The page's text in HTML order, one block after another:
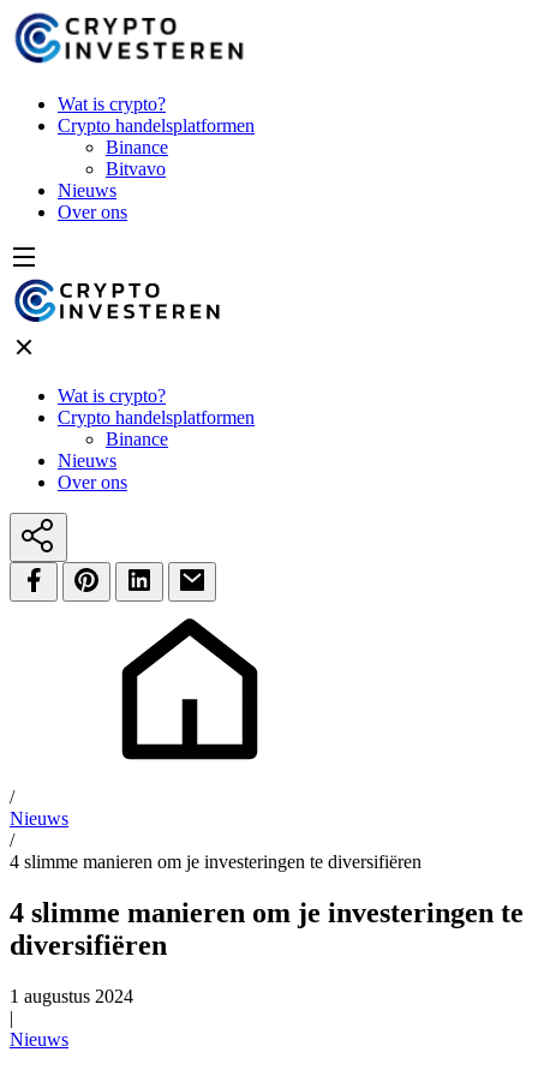
Wat is crypto?
Crypto handelsplatformen
Binance
Bitvavo
Nieuws
Over ons
Wat is crypto?
Crypto handelsplatformen
Binance
Nieuws
Over ons
/
Nieuws
/
4 slimme manieren om je investeringen te diversifiëren
4 slimme manieren om je investeringen te
diversifiëren
1 augustus 2024
|
Nieuws